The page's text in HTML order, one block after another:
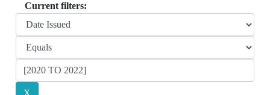
Current filters: